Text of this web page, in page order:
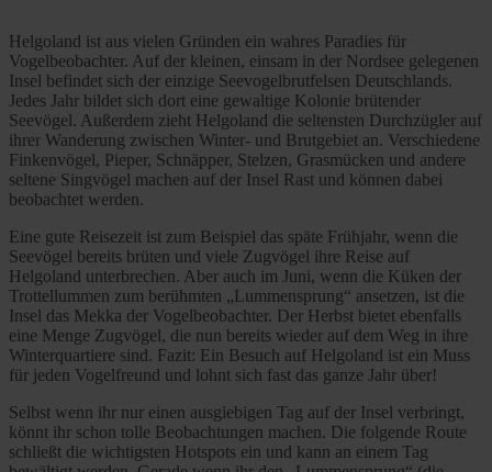
Helgoland ist aus vielen Gründen ein wahres Paradies für
Vogelbeobachter. Auf der kleinen, einsam in der Nordsee gelegenen
Insel befindet sich der einzige Seevogelbrutfelsen Deutschlands.
Jedes Jahr bildet sich dort eine gewaltige Kolonie brütender
Seevögel. Außerdem zieht Helgoland die seltensten Durchzügler auf
ihrer Wanderung zwischen Winter- und Brutgebiet an. Verschiedene
Finkenvögel, Pieper, Schnäpper, Stelzen, Grasmücken und andere
seltene Singvögel machen auf der Insel Rast und können dabei
beobachtet werden.
Eine gute Reisezeit ist zum Beispiel das späte Frühjahr, wenn die
Seevögel bereits brüten und viele Zugvögel ihre Reise auf
Helgoland unterbrechen. Aber auch im Juni, wenn die Küken der
Trottellummen zum berühmten „Lummensprung“ ansetzen, ist die
Insel das Mekka der Vogelbeobachter. Der Herbst bietet ebenfalls
eine Menge Zugvögel, die nun bereits wieder auf dem Weg in ihre
Winterquartiere sind. Fazit: Ein Besuch auf Helgoland ist ein Muss
für jeden Vogelfreund und lohnt sich fast das ganze Jahr über!
Selbst wenn ihr nur einen ausgiebigen Tag auf der Insel verbringt,
könnt ihr schon tolle Beobachtungen machen. Die folgende Route
schließt die wichtigsten Hotspots ein und kann an einem Tag